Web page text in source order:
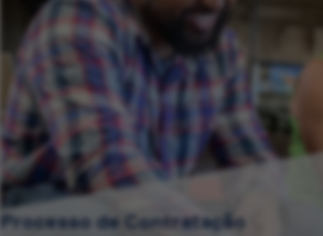
Processo de Contratação